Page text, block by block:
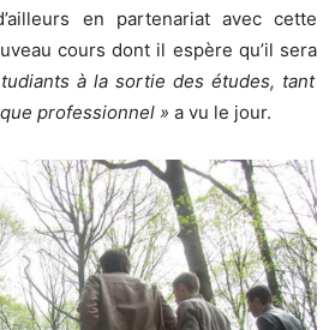
en partenariat avec cette
cours dont il espère qu’il sera
à la sortie des études, tant
professionnel » a vu le jour.